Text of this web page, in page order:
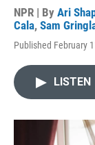
NPR | By Ari
Cala, Sam
Published February
LISTEN